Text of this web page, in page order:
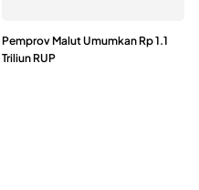
Pemprov Malut Umumkan Rp 1.1
Triliun RUP